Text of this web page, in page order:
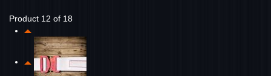
Product 12 of 18